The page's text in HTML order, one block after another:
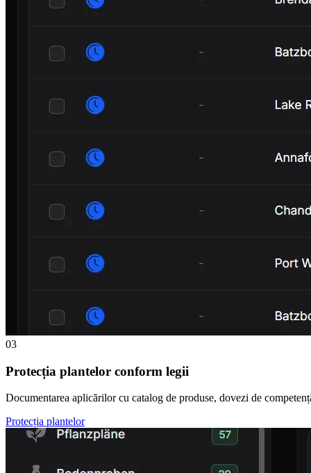
03
Protecția plantelor conform legii
Documentarea aplicărilor cu catalog de produse, dovezi de
Protecția plantelor